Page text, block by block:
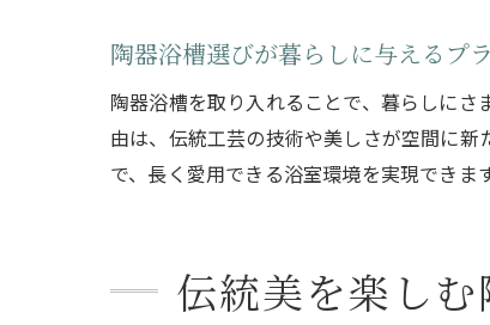
陶器浴槽選びが暮らしに与えるプ
陶器浴槽を取り入れることで、暮らしに
由は、伝統工芸の技術や美しさが空間に
で、長く愛用できる浴室環境を実現できま
伝統美を楽し